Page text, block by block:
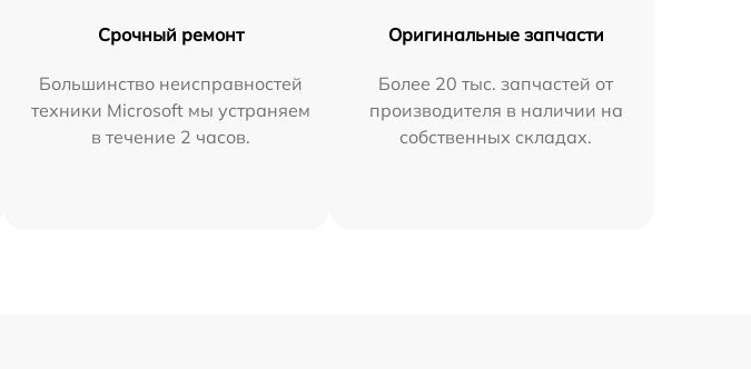
Срочный ремонт
Большинство неисправностей
техники Microsoft мы устраняем
в течение 2 часов.
Оригинальные запчасти
Более 20 тыс. запчастей от
производителя в наличии на
собственных складах.